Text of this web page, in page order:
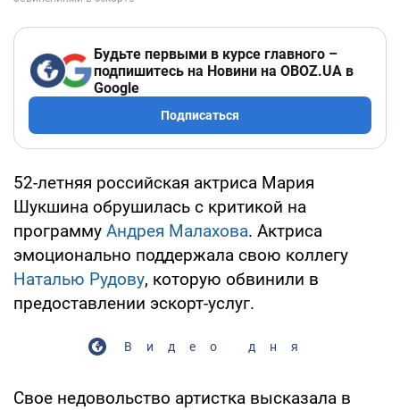
Будьте первыми в курсе главного –
подпишитесь на Новини на OBOZ.UA в
Google
Подписаться
52-летняя российская актриса Мария
Шукшина обрушилась с критикой на
программу Андрея Малахова. Актриса
эмоционально поддержала свою коллегу
Наталью Рудову, которую обвинили в
предоставлении эскорт-услуг.
Видео дня
Свое недовольство артистка высказала в